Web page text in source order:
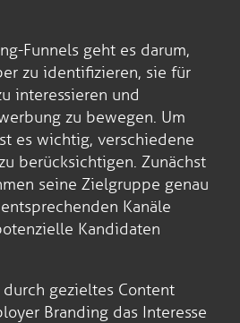
Funnels geht es darum,
zu identifizieren, sie für
interessieren und
zu bewegen. Um
es wichtig, verschiedene
berücksichtigen. Zunächst
seine Zielgruppe genau
Kanäle
Kandidaten
gezieltes Content
Branding das Interesse